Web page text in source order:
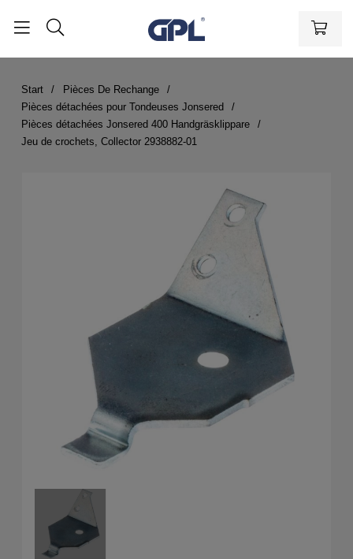
Start
Pièces De Rechange
Pièces détachées pour Tondeuses Jonsered
Pièces détachées Jonsered 400 Handgräsklippare
Jeu de crochets, Collector 2938882-01